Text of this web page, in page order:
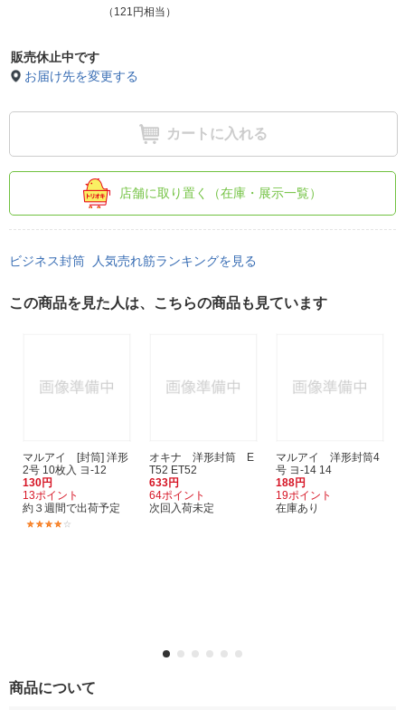
（121円相当）
販売休止中です
お届け先を変更する
カートに入れる
店舗に取り置く（在庫・展示一覧）
ビジネス封筒 人気売れ筋ランキングを見る
この商品を見た人は、こちらの商品も見ています
マルアイ [封筒] 洋形
2号 10枚入 ヨ-12
130円
13ポイント
約３週間で出荷予定
オキナ 洋形封筒 E
T52 ET52
633円
64ポイント
次回入荷未定
マルアイ 洋形封筒4
号 ヨ-14 14
188円
19ポイント
在庫あり
商品について